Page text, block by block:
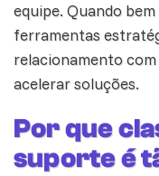
equipe. Quando
ferramentas
relacionamento
acelerar soluções.
Por que
suporte é